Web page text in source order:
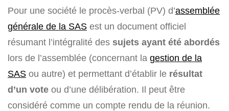
Pour une société le procès-verbal (PV) d’assemblée
générale de la SAS est un document officiel
résumant l’intégralité des sujets ayant été abordés
lors de l’assemblée (concernant la gestion de la
SAS ou autre) et permettant d’établir le résultat
d’un vote ou d’une délibération. Il peut être
considéré comme un compte rendu de la réunion.